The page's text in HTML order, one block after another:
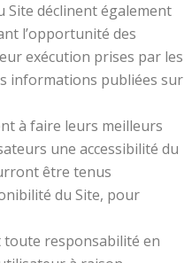
Site déclinent également
l’opportunité des
exécution prises par les
informations publiées sur
à faire leurs meilleurs
une accessibilité du
être tenus
du Site, pour
responsabilité en